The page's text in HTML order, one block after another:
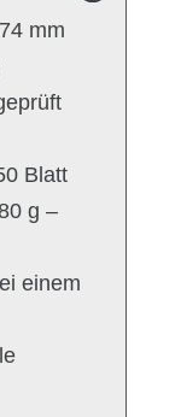
mm
Blatt
g –
einem